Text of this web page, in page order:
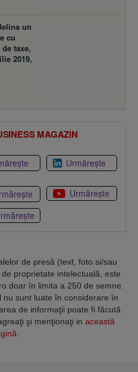
un
cu
taxe,
2019,
MAGAZIN
Urmărește
Urmărește
de presă (text, foto si/sau
proprietate intelectuală, este
doar în limita a 250 de semne.
nu sunt luate în considerare în
de informaţii poate fi făcută
şi menţionaţi in această